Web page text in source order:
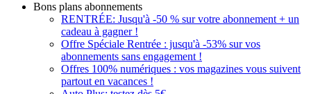
Bons plans abonnements
RENTRÉE: Jusqu'à -50 % sur votre abonnement + un
cadeau à gagner !
Offre Spéciale Rentrée : jusqu'à -53% sur vos
abonnements sans engagement !
Offres 100% numériques : vos magazines vous suivent
partout en vacances !